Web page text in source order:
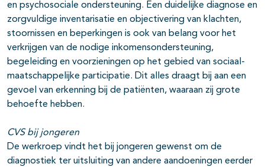
en psychosociale ondersteuning. Een duidelijke diagnose en
zorgvuldige inventarisatie en objectivering van klachten,
stoornissen en beperkingen is ook van belang voor het
verkrijgen van de nodige inkomensondersteuning,
begeleiding en voorzieningen op het gebied van sociaal-
maatschappelijke participatie. Dit alles draagt bij aan een
gevoel van erkenning bij de patiënten, waaraan zij grote
behoefte hebben.
CVS bij jongeren
De werkroep vindt het bij jongeren gewenst om de
diagnostiek ter uitsluiting van andere aandoeningen eerder